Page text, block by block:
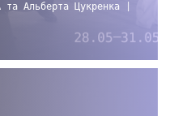
та Альберта Цукренка |